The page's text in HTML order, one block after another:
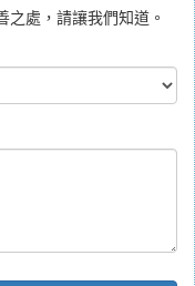
處，請讓我們知道。